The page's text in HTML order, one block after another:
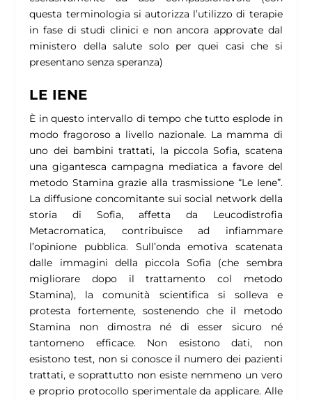
questa terminologia si autorizza l’utilizzo di terapie
in fase di studi clinici e non ancora approvate dal
ministero della salute solo per quei casi che si
presentano senza speranza)
LE IENE
È in questo intervallo di tempo che tutto esplode in
modo fragoroso a livello nazionale. La mamma di
uno dei bambini trattati, la piccola Sofia, scatena
una gigantesca campagna mediatica a favore del
metodo Stamina grazie alla trasmissione “Le Iene”.
La diffusione concomitante sui social network della
storia di Sofia, affetta da Leucodistrofia
Metacromatica, contribuisce ad infiammare
l’opinione pubblica. Sull’onda emotiva scatenata
dalle immagini della piccola Sofia (che sembra
migliorare dopo il trattamento col metodo
Stamina), la comunità scientifica si solleva e
protesta fortemente, sostenendo che il metodo
Stamina non dimostra né di esser sicuro né
tantomeno efficace. Non esistono dati, non
esistono test, non si conosce il numero dei pazienti
trattati, e soprattutto non esiste nemmeno un vero
e proprio protocollo sperimentale da applicare. Alle